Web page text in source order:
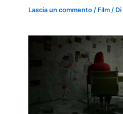
Lascia un commento / Film / Di